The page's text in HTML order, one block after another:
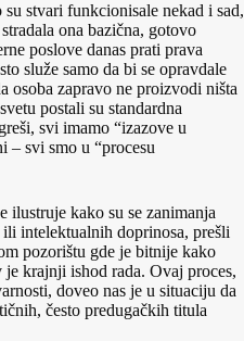
stvari funkcionisale nekad i sad,
ona bazična, gotovo
poslove danas prati prava
služe samo da bi se opravdale
osoba zapravo ne proizvodi ništa
postali su standardna
svi imamo “izazove u
– svi smo u “procesu
ilustruje kako su se zanimanja
intelektualnih doprinosa, prešli
pozorištu gde je bitnije kako
je krajnji ishod rada. Ovaj proces,
doveo nas je u situaciju da
često predugačkih titula